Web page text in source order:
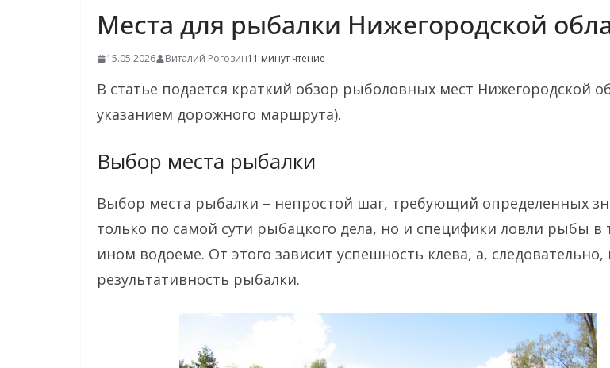
Места для рыбалки Нижегородской
15.05.2026 Виталий Рогозин11 минут чтение
В статье подается краткий обзор рыболовных мест Нижегородской
указанием дорожного маршрута).
Выбор места рыбалки
Выбор места рыбалки – непростой шаг, требующий определенных
только по самой сути рыбацкого дела, но и специфики ловли рыбы в
ином водоеме. От этого зависит успешность клева, а, следовательно,
результативность рыбалки.